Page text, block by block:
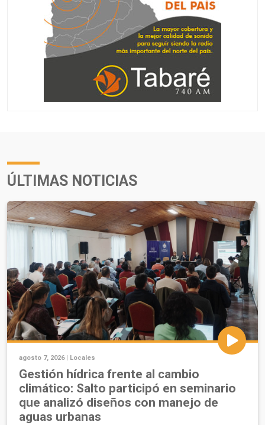
ÚLTIMAS NOTICIAS
agosto 7, 2026 | Locales
Gestión hídrica frente al cambio
climático: Salto participó en seminario
que analizó diseños con manejo de
aguas urbanas